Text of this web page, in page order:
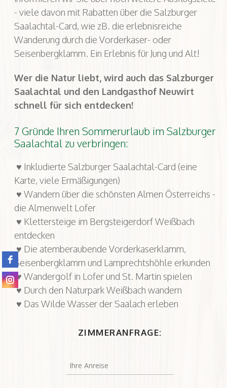
- viele davon mit Rabatten über die Salzburger
Saalachtal-Card, wie zB. die erlebnisreiche
Wanderung durch die Vorderkaser- oder
Seisenbergklamm. Ein Erlebnis für Jung und Alt!
Wer die Natur liebt, wird auch das Salzburger
Saalachtal und den Landgasthof Neuwirt
schnell für sich entdecken!
7 Gründe Ihren Sommerurlaub im Salzburger
Saalachtal zu verbringen:
♥ Inkludierte Salzburger Saalachtal-Card (eine
Karte, viele Ermäßigungen)
♥ Wandern über die schönsten Almen Österreichs -
die Almenwelt Lofer
♥ Klettersteige im Bergsteigerdorf Weißbach
entdecken
♥ Die atemberaubende Vorderkaserklamm,
Seisenbergklamm und Lamprechtshöhle erkunden
♥ Wandergolf in Lofer und St. Martin spielen
♥ Durch den Naturpark Weißbach wandern
♥ Das Wilde Wasser der Saalach erleben
ZIMMERANFRAGE: